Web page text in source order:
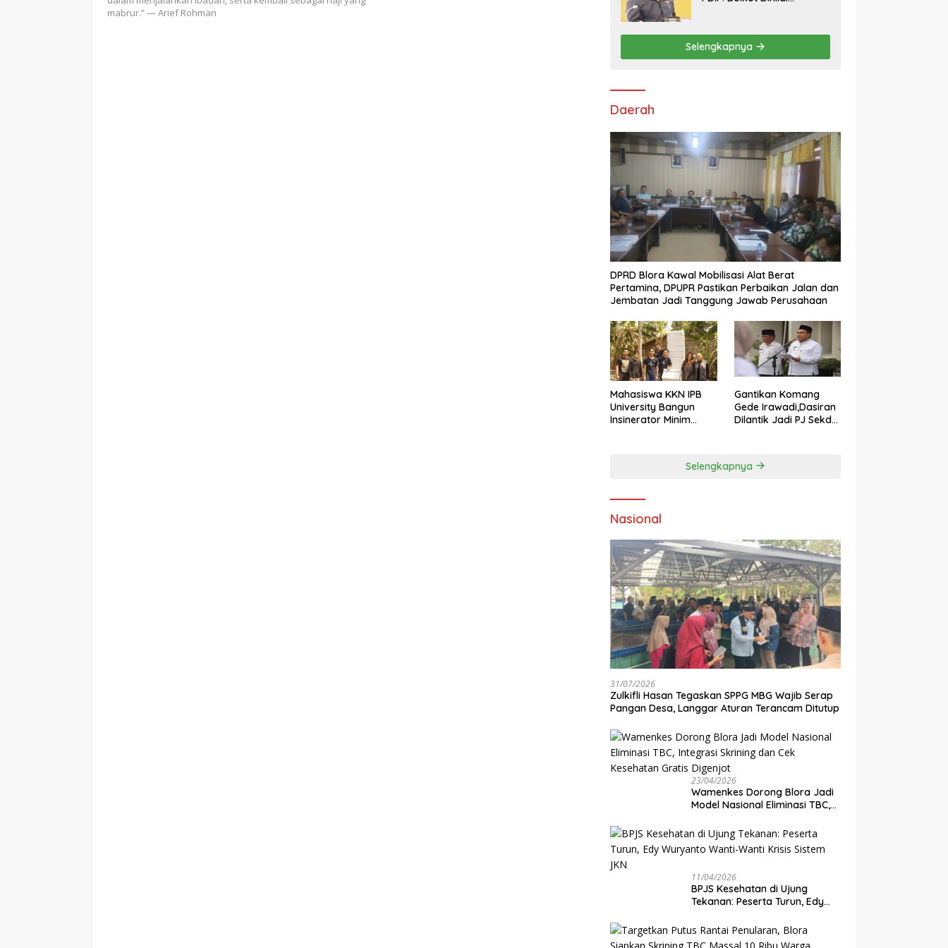
mabrur.” — Arief Rohman
“Pembunuhan Karakter”
Selengkapnya
Daerah
DPRD Blora Kawal Mobilisasi Alat Berat
Pertamina, DPUPR Pastikan Perbaikan Jalan dan
Jembatan Jadi Tanggung Jawab Perusahaan
Mahasiswa KKN IPB
University Bangun
Insinerator Minim
Sampah Ramah
Gantikan Komang
Gede Irawadi,Dasiran
Dilantik Jadi PJ Sekda
Selengkapnya
Nasional
31/07/2026
Zulkifli Hasan Tegaskan SPPG MBG Wajib Serap
Pangan Desa, Langgar Aturan Terancam Ditutup
23/04/2026
Wamenkes Dorong Blora Jadi
Model Nasional Eliminasi TBC,
Kesehatan Gratis Digenjot
11/04/2026
BPJS Kesehatan di Ujung
Tekanan: Peserta Turun, Edy
Sistem JKN